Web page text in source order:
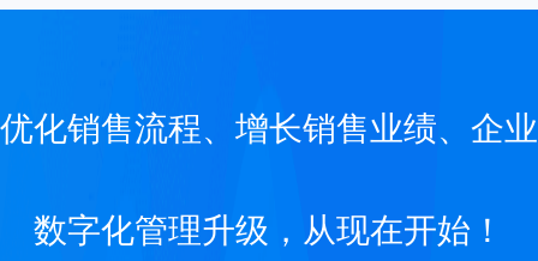
优化销售流程、增长销售业绩、企业
数字化管理升级，从现在开始！